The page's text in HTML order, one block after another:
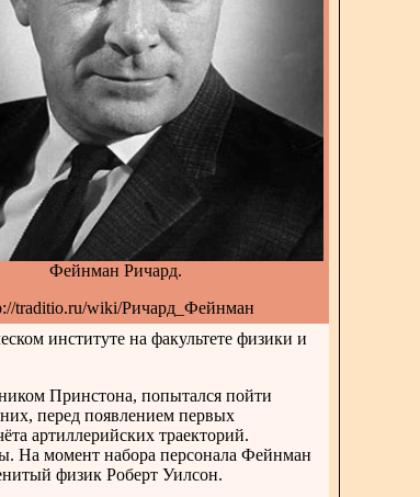
Фейнман Ричард.
traditio.ru/wiki/Ричард_Фейнман
институте на факультете физики и
Принстона, попытался пойти
перед появлением первых
артиллерийских траекторий.
На момент набора персонала Фейнман
физик Роберт Уилсон.